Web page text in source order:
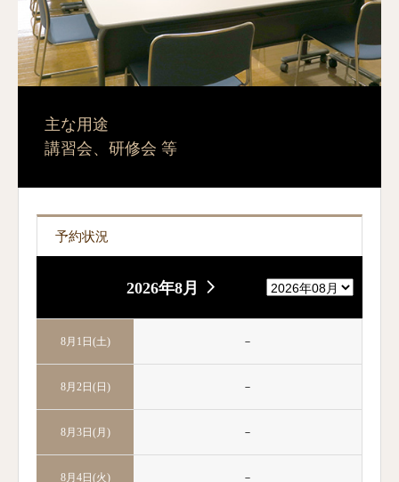
主な用途
講習会、研修会 等
予約状況
2026年8月
8月1日(土) －
8月2日(日) －
8月3日(月) －
8月4日(火) －